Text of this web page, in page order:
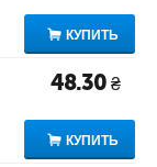
КУПИТЬ
48.30 ₴
КУПИТЬ